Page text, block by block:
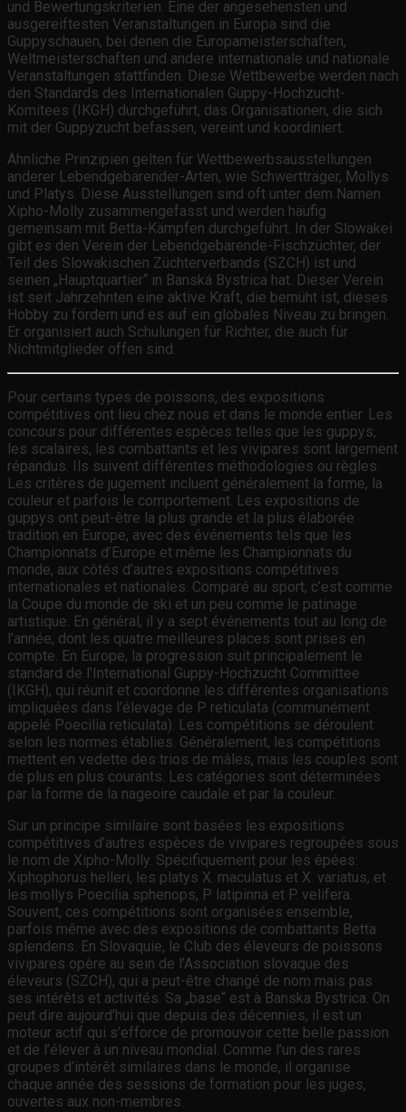
und Bewertungskriterien. Eine der angesehensten und
ausgereiftesten Veranstaltungen in Europa sind die
Guppyschauen, bei denen die Europameisterschaften,
Weltmeisterschaften und andere internationale und nationale
Veranstaltungen stattfinden. Diese Wettbewerbe werden nach
den Standards des Internationalen Guppy-Hochzucht-
Komitees (IKGH) durchgeführt, das Organisationen, die sich
mit der Guppyzucht befassen, vereint und koordiniert.
Ähnliche Prinzipien gelten für Wettbewerbsausstellungen
anderer Lebendgebärender-Arten, wie Schwertträger, Mollys
und Platys. Diese Ausstellungen sind oft unter dem Namen
Xipho-Molly zusammengefasst und werden häufig
gemeinsam mit Betta-Kämpfen durchgeführt. In der Slowakei
gibt es den Verein der Lebendgebärende-Fischzüchter, der
Teil des Slowakischen Züchterverbands (SZCH) ist und
seinen „Hauptquartier“ in Banská Bystrica hat. Dieser Verein
ist seit Jahrzehnten eine aktive Kraft, die bemüht ist, dieses
Hobby zu fördern und es auf ein globales Niveau zu bringen.
Er organisiert auch Schulungen für Richter, die auch für
Nichtmitglieder offen sind.
Pour certains types de poissons, des expositions
compétitives ont lieu chez nous et dans le monde entier. Les
concours pour différentes espèces telles que les guppys,
les scalaires, les combattants et les vivipares sont largement
répandus. Ils suivent différentes méthodologies ou règles.
Les critères de jugement incluent généralement la forme, la
couleur et parfois le comportement. Les expositions de
guppys ont peut-être la plus grande et la plus élaborée
tradition en Europe, avec des événements tels que les
Championnats d’Europe et même les Championnats du
monde, aux côtés d’autres expositions compétitives
internationales et nationales. Comparé au sport, c’est comme
la Coupe du monde de ski et un peu comme le patinage
artistique. En général, il y a sept événements tout au long de
l’année, dont les quatre meilleures places sont prises en
compte. En Europe, la progression suit principalement le
standard de l’International Guppy-Hochzucht Committee
(IKGH), qui réunit et coordonne les différentes organisations
impliquées dans l’élevage de P. reticulata (communément
appelé Poecilia reticulata). Les compétitions se déroulent
selon les normes établies. Généralement, les compétitions
mettent en vedette des trios de mâles, mais les couples sont
de plus en plus courants. Les catégories sont déterminées
par la forme de la nageoire caudale et par la couleur.
Sur un principe similaire sont basées les expositions
compétitives d’autres espèces de vivipares regroupées sous
le nom de Xipho-Molly. Spécifiquement pour les épées:
Xiphophorus helleri, les platys X. maculatus et X. variatus, et
les mollys Poecilia sphenops, P. latipinna et P. velifera.
Souvent, ces compétitions sont organisées ensemble,
parfois même avec des expositions de combattants Betta
splendens. En Slovaquie, le Club des éleveurs de poissons
vivipares opère au sein de l’Association slovaque des
éleveurs (SZCH), qui a peut-être changé de nom mais pas
ses intérêts et activités. Sa „base“ est à Banska Bystrica. On
peut dire aujourd’hui que depuis des décennies, il est un
moteur actif qui s’efforce de promouvoir cette belle passion
et de l’élever à un niveau mondial. Comme l’un des rares
groupes d’intérêt similaires dans le monde, il organise
chaque année des sessions de formation pour les juges,
ouvertes aux non-membres.